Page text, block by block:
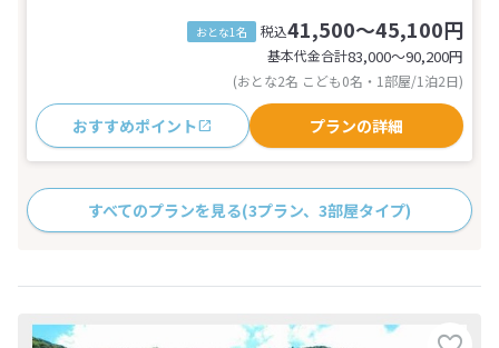
おとな1名 税込41,500～45,100円
基本代金合計83,000〜90,200円
(おとな2名 こども0名・1部屋/1泊2日)
おすすめポイント プランの詳細
すべてのプランを見る(3プラン、3部屋タイプ)